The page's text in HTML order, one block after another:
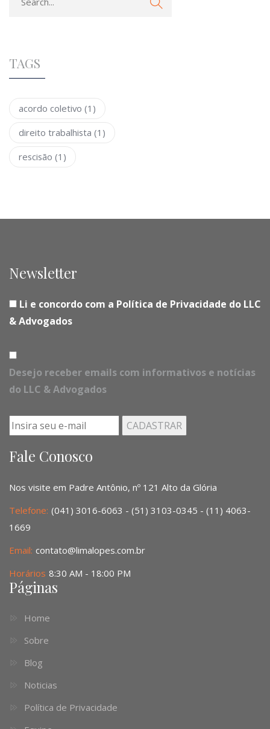
TAGS
acordo coletivo (1)
direito trabalhista (1)
rescisão (1)
Newsletter
Li e concordo com a Política de Privacidade do LLC
& Advogados
Desejo receber emails com informativos e notícias
do LLC & Advogados
Fale Conosco
Nos visite em Padre Antônio, nº 121 Alto da Glória
Telefone: (041) 3016-6063 - (51) 3103-0345 - (11) 4063-
1669
Email: contato@limalopes.com.br
Horários 8:30 AM - 18:00 PM
Páginas
Home
Sobre
Blog
Noticias
Política de Privacidade